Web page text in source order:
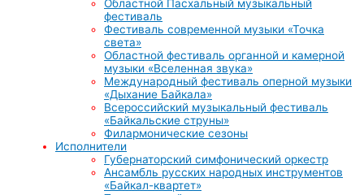
Областной Пасхальный музыкальный
фестиваль
Фестиваль современной музыки «Точка
света»
Областной фестиваль органной и камерной
музыки «Вселенная звука»
Международный фестиваль оперной музыки
«Дыхание Байкала»
Всероссийский музыкальный фестиваль
«Байкальские струны»
Филармонические сезоны
Исполнители
Губернаторский симфонический оркестр
Ансамбль русских народных инструментов
«Байкал-квартет»